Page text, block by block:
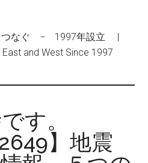
をつなぐ − 1997年設立 |
and West Since 1997
す。
】地震